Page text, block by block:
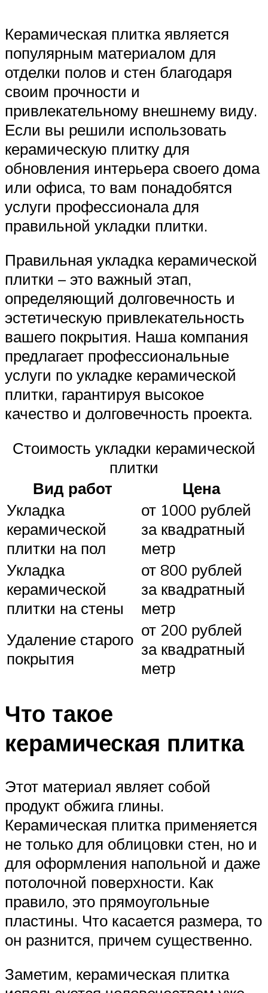
Керамическая плитка является
популярным материалом для
отделки полов и стен благодаря
своим прочности и
привлекательному внешнему виду.
Если вы решили использовать
керамическую плитку для
обновления интерьера своего дома
или офиса, то вам понадобятся
услуги профессионала для
правильной укладки плитки.
Правильная укладка керамической
плитки – это важный этап,
определяющий долговечность и
эстетическую привлекательность
вашего покрытия. Наша компания
предлагает профессиональные
услуги по укладке керамической
плитки, гарантируя высокое
качество и долговечность проекта.
Стоимость укладки керамической
плитки
Вид работ
Цена
Укладка
керамической
плитки на пол
от 1000 рублей
за квадратный
метр
Укладка
керамической
плитки на стены
от 800 рублей
за квадратный
метр
Удаление старого
покрытия
от 200 рублей
за квадратный
метр
Что такое
керамическая плитка
Этот материал являет собой
продукт обжига глины.
Керамическая плитка применяется
не только для облицовки стен, но и
для оформления напольной и даже
потолочной поверхности. Как
правило, это прямоугольные
пластины. Что касается размера, то
он разнится, причем существенно.
Заметим, керамическая плитка